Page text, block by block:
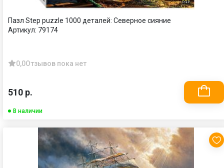
Пазл Step puzzle 1000 деталей: Северное сияние
Артикул: 79174
0,0Отзывов пока нет
510 р.
В наличии